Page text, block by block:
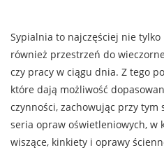
Sypialnia to najczęściej nie
również przestrzeń do
czy pracy w ciągu dnia. Z tego
które dają możliwość
czynności, zachowując przy tym
seria opraw oświetleniowych, w
wiszące, kinkiety i oprawy